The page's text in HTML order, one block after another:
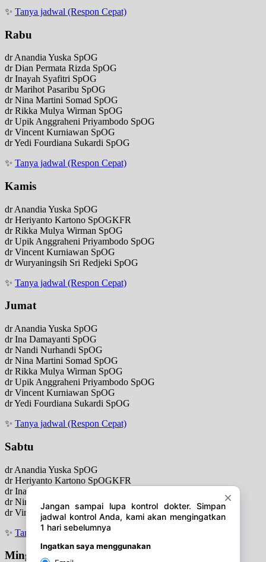
✨ Tanya jadwal (Respon Cepat)
Rabu
dr Anandia Yuska SpOG
dr Dian Permata Rizda SpOG
dr Inayah Syafitri SpOG
dr Marihot Pasaribu SpOG
dr Nina Martini Somad SpOG
dr Rikka Mulya Wirman SpOG
dr Upik Anggraheni Priyambodo SpOG
dr Vincent Kurniawan SpOG
dr Yedi Fourdiana Sukardi SpOG
✨ Tanya jadwal (Respon Cepat)
Kamis
dr Anandia Yuska SpOG
dr Heriyanto Kartono SpOGKFR
dr Rikka Mulya Wirman SpOG
dr Upik Anggraheni Priyambodo SpOG
dr Vincent Kurniawan SpOG
dr Wuryaningsih Sri Redjeki SpOG
✨ Tanya jadwal (Respon Cepat)
Jumat
dr Anandia Yuska SpOG
dr Ina Damayanti SpOG
dr Nandi Nurhandi SpOG
dr Nina Martini Somad SpOG
dr Rikka Mulya Wirman SpOG
dr Upik Anggraheni Priyambodo SpOG
dr Vincent Kurniawan SpOG
dr Yedi Fourdiana Sukardi SpOG
✨ Tanya jadwal (Respon Cepat)
Sabtu
dr Anandia Yuska SpOG
dr Heriyanto Kartono SpOGKFR
dr Inayah Syafitri SpOG
dr Nina Martini Somad SpOG
dr Vincent Kurniawan SpOG
✨ Tanya jadwal (Respon Cepat)
Minggu